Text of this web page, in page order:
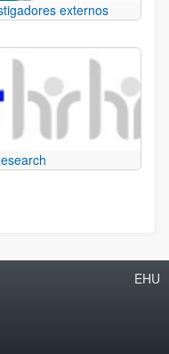
externos
EHU